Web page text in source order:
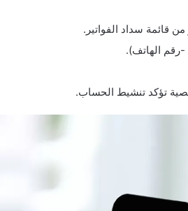
قائمة سداد الفواتير.
-رقم الهاتف).
تؤكد تنشيط الحساب.